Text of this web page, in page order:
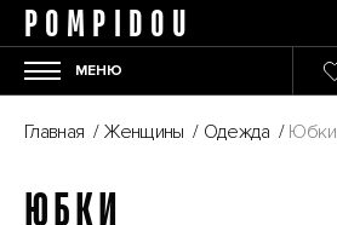
POMPIDOU
МЕНЮ
Главная / Женщины / Одежда / Юбки
ЮБКИ